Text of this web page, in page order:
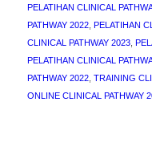
PELATIHAN CLINICAL
PATHWAY 2022, PELATIHAN
CLINICAL PATHWAY 2023,
PELATIHAN CLINICAL
PATHWAY 2022, TRAINING
ONLINE CLINICAL PATHWAY